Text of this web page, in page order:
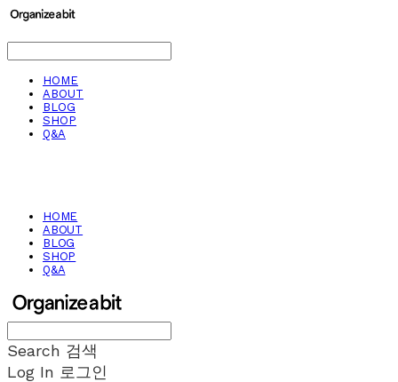
HOME
ABOUT
BLOG
SHOP
Q&A
HOME
ABOUT
BLOG
SHOP
Q&A
Search 검색
Log In 로그인